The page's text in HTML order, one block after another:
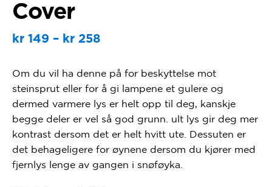
Cover
kr149 – kr258Prisområde:
til
kr 258
Om du vil ha denne på for beskyttelse mot
steinsprut eller for å gi lampene et gulere og
dermed varmere lys er helt opp til deg, kanskje
begge deler er vel så god grunn. ult lys gir deg mer
kontrast dersom det er helt hvitt ute. Dessuten er
det behageligere for øynene dersom du kjører med
fjernlys lenge av gangen i snøføyka.